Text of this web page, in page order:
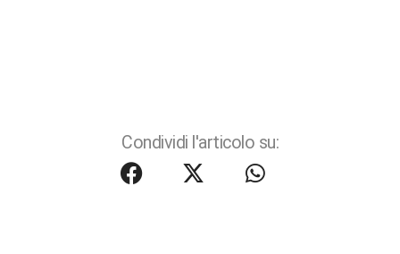
Condividi l'articolo su: